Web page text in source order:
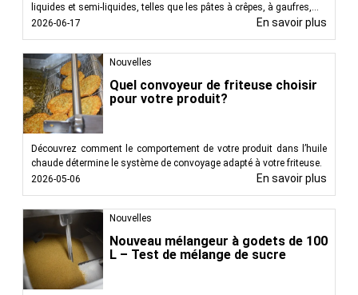
liquides et semi-liquides, telles que les pâtes à crêpes, à gaufres,...
2026-06-17
En savoir plus
Nouvelles
Quel convoyeur de friteuse choisir
pour votre produit?
Découvrez comment le comportement de votre produit dans l’huile
chaude détermine le système de convoyage adapté à votre friteuse.
2026-05-06
En savoir plus
Nouvelles
Nouveau mélangeur à godets de 100
L – Test de mélange de sucre